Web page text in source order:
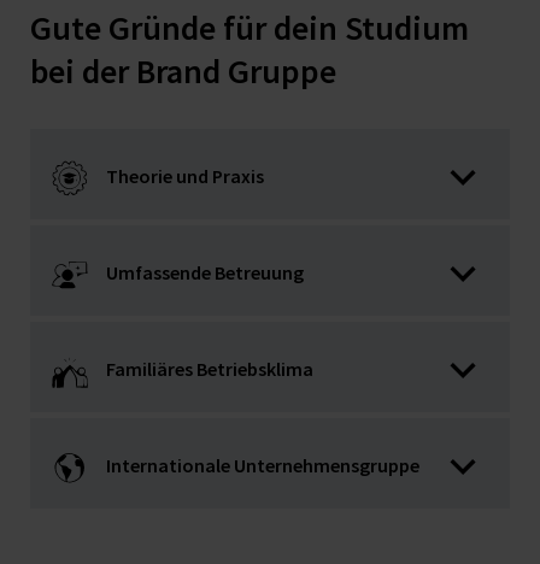
Gute Gründe für dein Studium
bei der Brand Gruppe
Theorie und Praxis
Umfassende Betreuung
Familiäres Betriebsklima
Internationale Unternehmensgruppe